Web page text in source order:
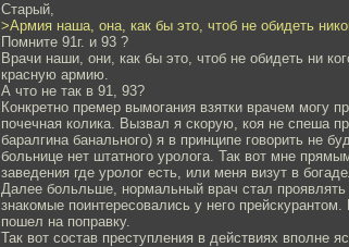
Старый,
>Армия наша, она, как бы это, чтоб не обидеть
Помните 91г. и 93 ?
Врачи наши, они, как бы это, чтоб не обидеть ни
красную армию.
А что не так в 91, 93?
Конкретно премер вымогания взятки врачем могу
почечная колика. Вызвал я скорую, коя не спеша
баралгина банального) я в принципе говорить не
больнице нет штатного уролога. Так вот мне
заведения где уролог есть, или меня визут в
Далее больльше, нормальный врач стал
знакомые поинтересовались у него
пошел на поправку.
Так вот состав преступления в действиях вполне